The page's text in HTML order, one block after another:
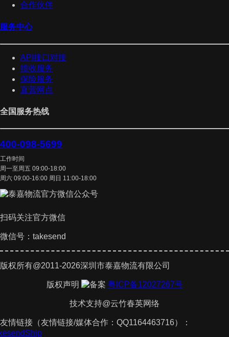
合作伙伴
服务中心
API接口对接
揽收服务
保险服务
直营网点
全国服务热线
400-098-5699
工作时间
周一至周五 09:00-18:00
周六 09:00-16:00 周日 11:00-18:00
扫码关注官方微信
微信号：takesend
版权所有@2011-2026深圳市泰嘉物流有限公司
版权声明 粤ICP备12027267号
技术支持@云竹春英网络
友情链接（友情链接/媒体合作：QQ1164463716）：